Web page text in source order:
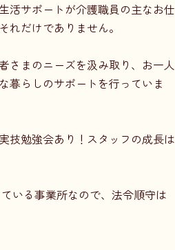
活サポートが介護職員の主なお仕
だけでありません。
まのニーズを汲み取り、お一人
暮らしのサポートを行っていま
技勉強会あり！スタッフの成長は
いる事業所なので、法令順守は